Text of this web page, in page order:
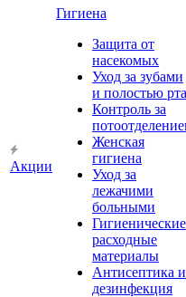
Акции
Гигиена
Защита от
насекомых
Уход за зубами
и полостью рта
Контроль за
Женская
гигиена
Уход за
лежачими
больными
Гигиенические
расходные
материалы
Антисептика и
дезинфекция